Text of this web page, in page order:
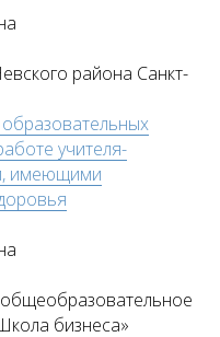
района Санкт-
учителя-
имеющими
бизнеса»